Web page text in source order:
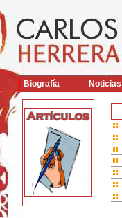
Biografía Noticias